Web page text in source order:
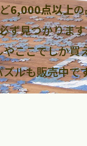
6,000点以上
ず見つかりま
ここでしか買
ルも販売中で